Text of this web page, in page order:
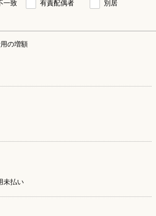
一致 有責配偶者
別居
の増額
未払い